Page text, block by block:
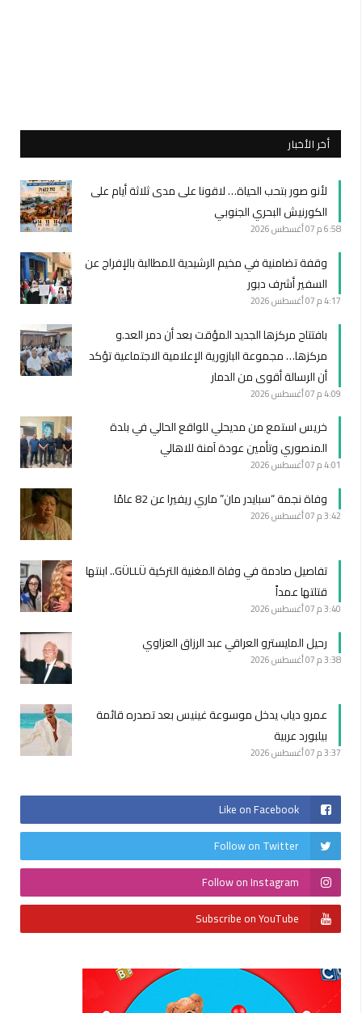
أخر الأخبار
لأنو صور بتحب الحياة… لاقونا على مدى ثلاثة أيام على
الكورنيش البحري الجنوبي
6:58 م 07 أغسطس 2026
وقفة تضامنية في مخيم الرشيدية للمطالبة بالإفراج عن
السفير أشرف دبور
4:17 م 07 أغسطس 2026
بافتتاح مركزها الجديد المؤقت بعد أن دمر العد.و
مركزها… مجموعة البازورية الإعلامية الاجتماعية تؤكد
أن الرسالة أقوى من الدمار
4:09 م 07 أغسطس 2026
خريس استمع من مديحلي للواقع الحالي في بلدة
المنصوري وتأمين عودة آمنة للاهالي
4:01 م 07 أغسطس 2026
وفاة نجمة “سبايدر مان” ماري ريفيرا عن 82 عامًا
3:42 م 07 أغسطس 2026
تفاصيل صادمة في وفاة المغنية التركية GÜLLÜ.. ابنتها
قتلتها عمداً
3:40 م 07 أغسطس 2026
رحيل المايسترو العراقي عبد الرزاق العزاوي
3:38 م 07 أغسطس 2026
عمرو دياب يدخل موسوعة غينيس بعد تصدره قائمة
بيلبورد عربية
3:37 م 07 أغسطس 2026
Like on Facebook
Follow on Twitter
Follow on Instagram
Subscribe on YouTube